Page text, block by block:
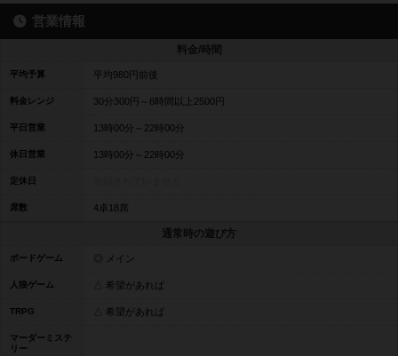
営業情報
料金/時間
平均予算 平均980円前後
料金レンジ 30分300円～6時間以上2500円
平日営業 13時00分～22時00分
休日営業 13時00分～22時00分
定休日
席数 4卓18席
通常時の遊び方
ボードゲーム ◎ メイン
人狼ゲーム △ 希望があれば
TRPG △ 希望があれば
マーダーミステ
リー